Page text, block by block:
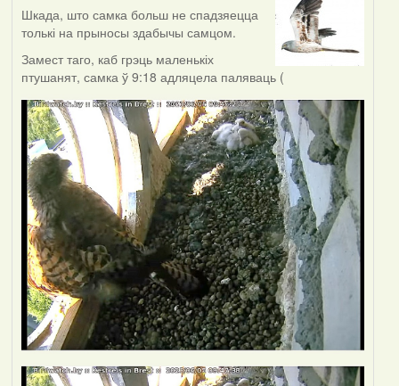
Шкада, што самка больш не спадзяецца
толькі на прыносы здабычы самцом.
Замест таго, каб грэць маленькіх
птушанят, самка ў 9:18 адляцела паляваць (